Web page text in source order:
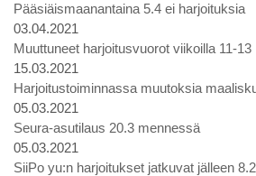
Pääsiäismaanantaina 5.4 ei harjoituksia
03.04.2021
Muuttuneet harjoitusvuorot viikoilla 11-13
15.03.2021
Harjoitustoiminnassa muutoksia
05.03.2021
Seura-asutilaus 20.3 mennessä
05.03.2021
SiiPo yu:n harjoitukset jatkuvat jälleen